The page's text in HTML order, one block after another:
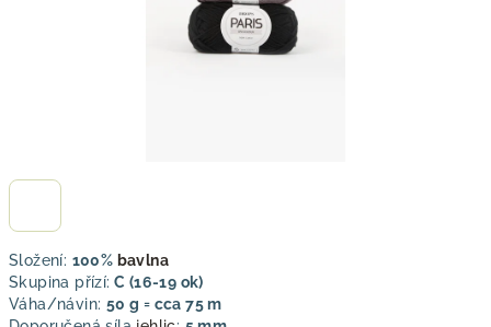
Složení: 100% bavlna
Skupina přízí: C (16-19 ok)
Váha/návin: 50 g = cca 75 m